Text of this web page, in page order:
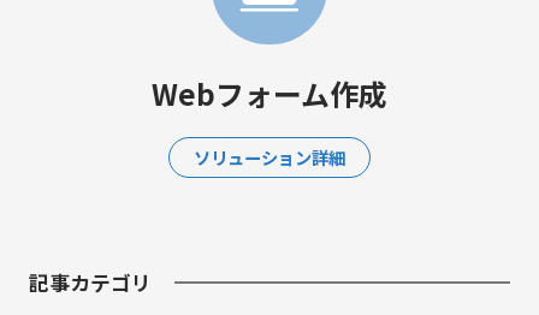
Webフォーム作成
ソリューション詳細
記事カテゴリ